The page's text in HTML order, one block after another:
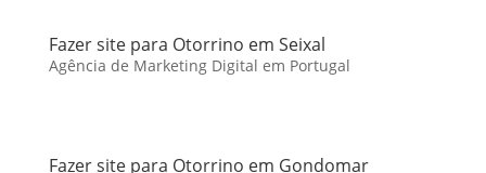
Fazer site para Otorrino em Seixal
Agência de Marketing Digital em Portugal
Fazer site para Otorrino em Gondomar